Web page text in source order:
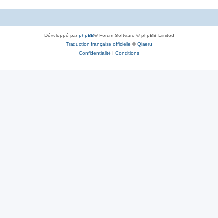
Développé parphpBB® Forum Software © phpBB Limited
Traduction française officielle ©Qiaeru
Confidentialité | Conditions